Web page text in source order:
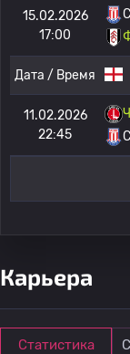
15.02.2026
17:00
Дата / Время
11.02.2026
22:45
Карьера
Статистика